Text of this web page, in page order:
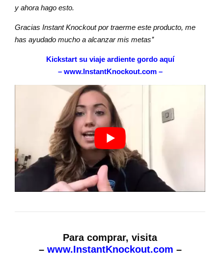
y ahora hago esto.
Gracias Instant Knockout por traerme este producto, me
has ayudado mucho a alcanzar mis metas’’
Kickstart su viaje ardiente gordo aquí
– www.InstantKnockout.com –
Para comprar, visita
– www.InstantKnockout.com –